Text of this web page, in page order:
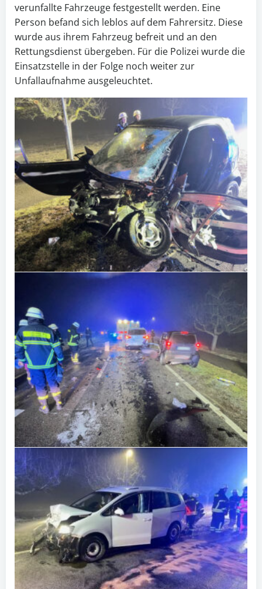
verunfallte Fahrzeuge festgestellt werden. Eine
Person befand sich leblos auf dem Fahrersitz. Diese
wurde aus ihrem Fahrzeug befreit und an den
Rettungsdienst übergeben. Für die Polizei wurde die
Einsatzstelle in der Folge noch weiter zur
Unfallaufnahme ausgeleuchtet.